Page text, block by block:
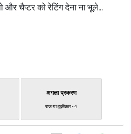
और चैप्टर को रेटिंग देना ना भूले...
अगला प्रकरण
राज या हक़ीकत - 4